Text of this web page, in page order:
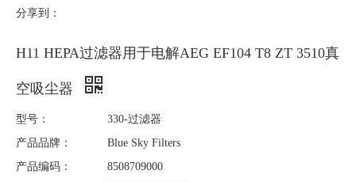
分享到：
H11 HEPA过滤器用于电解AEG EF104 T8 ZT 3510真
空吸尘器
型号：
330-过滤器
产品品牌：
Blue Sky Filters
产品编码：
8508709000